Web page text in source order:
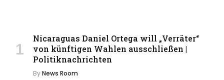
Nicaraguas Daniel Ortega will „Verräter“
von künftigen Wahlen ausschließen |
Politiknachrichten
ByNews Room